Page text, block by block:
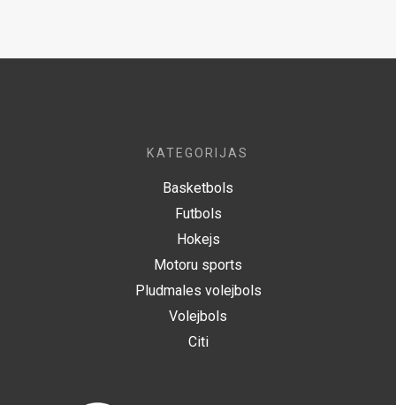
KATEGORIJAS
Basketbols
Futbols
Hokejs
Motoru sports
Pludmales volejbols
Volejbols
Citi